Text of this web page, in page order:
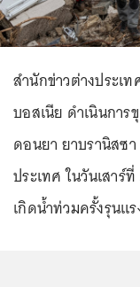
สำนักข่าวต่างประเ
บอสเนีย ดำเนินกา
ดอนยา ยาบรานิสซ
ประเทศ ในวันเสา
เกิดน้ำท่วมครั้งรุนแ